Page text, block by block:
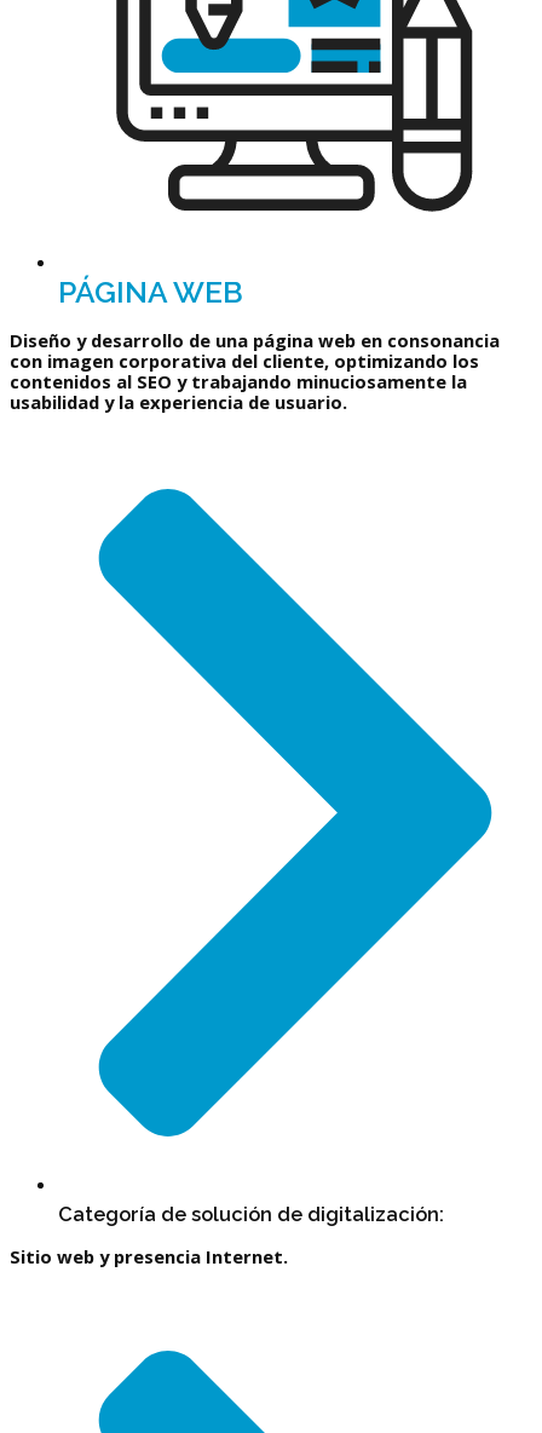
PÁGINA WEB
Diseño y desarrollo de una página web en consonancia
con imagen corporativa del cliente, optimizando los
contenidos al SEO y trabajando minuciosamente la
usabilidad y la experiencia de usuario.
Categoría de solución de digitalización:
Sitio web y presencia Internet.